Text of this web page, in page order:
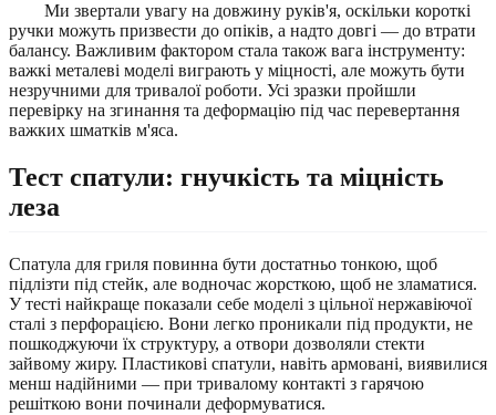
Ми звертали увагу на довжину руків'я, оскільки короткі
ручки можуть призвести до опіків, а надто довгі — до втрати
балансу. Важливим фактором стала також вага інструменту:
важкі металеві моделі виграють у міцності, але можуть бути
незручними для тривалої роботи. Усі зразки пройшли
перевірку на згинання та деформацію під час перевертання
важких шматків м'яса.
Тест спатули: гнучкість та міцність
леза
Спатула для гриля повинна бути достатньо тонкою, щоб
підлізти під стейк, але водночас жорсткою, щоб не зламатися.
У тесті найкраще показали себе моделі з цільної нержавіючої
сталі з перфорацією. Вони легко проникали під продукти, не
пошкоджуючи їх структуру, а отвори дозволяли стекти
зайвому жиру. Пластикові спатули, навіть армовані, виявилися
менш надійними — при тривалому контакті з гарячою
решіткою вони починали деформуватися.